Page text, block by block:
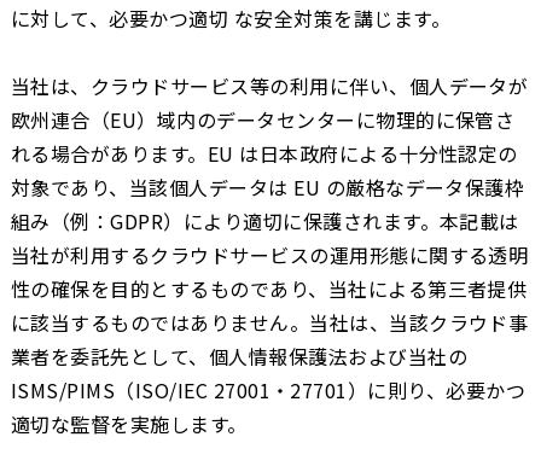
に対して、必要かつ適切 な安全対策を講じます。
当社は、クラウドサービス等の利用に伴い、個人データが
欧州連合（EU）域内のデータセンターに物理的に保管さ
れる場合があります。EU は日本政府による十分性認定の
対象であり、当該個人データは EU の厳格なデータ保護枠
組み（例：GDPR）により適切に保護されます。本記載は
当社が利用するクラウドサービスの運用形態に関する透明
性の確保を目的とするものであり、当社による第三者提供
に該当するものではありません。当社は、当該クラウド事
業者を委託先として、個人情報保護法および当社の
ISMS/PIMS（ISO/IEC 27001・27701）に則り、必要かつ
適切な監督を実施します。